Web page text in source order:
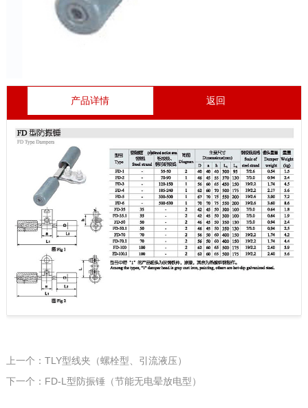
产品详情 返回
上一个：TLY型线夹（螺栓型、引流液压）
下一个：FD-L型防振锤（节能无电晕放电型）